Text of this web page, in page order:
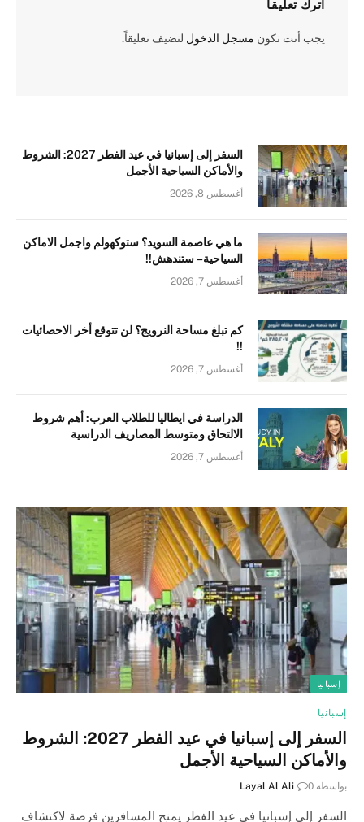
اترك تعليقاً
يجب أنت تكون مسجل الدخول لتضيف تعليقاً.
السفر إلى إسبانيا في عيد الفطر 2027: الشروط
والأماكن السياحية الأجمل
أغسطس 8, 2026
ما هي عاصمة السويد؟ ستوكهولم واجمل الاماكن
السياحية – ستندهش!!
أغسطس 7, 2026
كم تبلغ مساحة النرويج؟ لن تتوقع أخر الاحصائيات
!!
أغسطس 7, 2026
الدراسة في ايطاليا للطلاب العرب: أهم شروط
الالتحاق ومتوسط المصاريف الدراسية
أغسطس 7, 2026
إسبانيا
إسبانيا
السفر إلى إسبانيا في عيد الفطر 2027: الشروط
والأماكن السياحية الأجمل
بواسطة Layal Al Ali 0
السفر إلى إسبانيا في عيد الفطر يمنح المسافرين فرصة لاكتشاف